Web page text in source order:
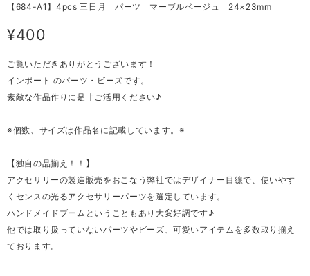
【684-A1】4pcs 三日月 パーツ マーブルベージュ 24×23mm
¥400
ご覧いただきありがとうございます！
インポート のパーツ・ビーズです。
素敵な作品作りに是非ご活用ください♪
※個数、サイズは作品名に記載しています。※
【独自の品揃え！！】
アクセサリーの製造販売をおこなう弊社ではデザイナー目線で、使いやす
くセンスの光るアクセサリーパーツを選定しています。
ハンドメイドブームということもあり大変好調です♪
他では取り扱っていないパーツやビーズ、可愛いアイテムを多数取り揃え
ております。